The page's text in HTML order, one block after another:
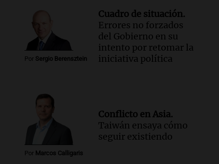
Por Sergio Berensztein
Cuadro de situación.
Errores no forzados
del Gobierno en su
intento por retomar la
iniciativa política
Por Marcos Calligaris
Conflicto en Asia.
Taiwán ensaya cómo
seguir existiendo